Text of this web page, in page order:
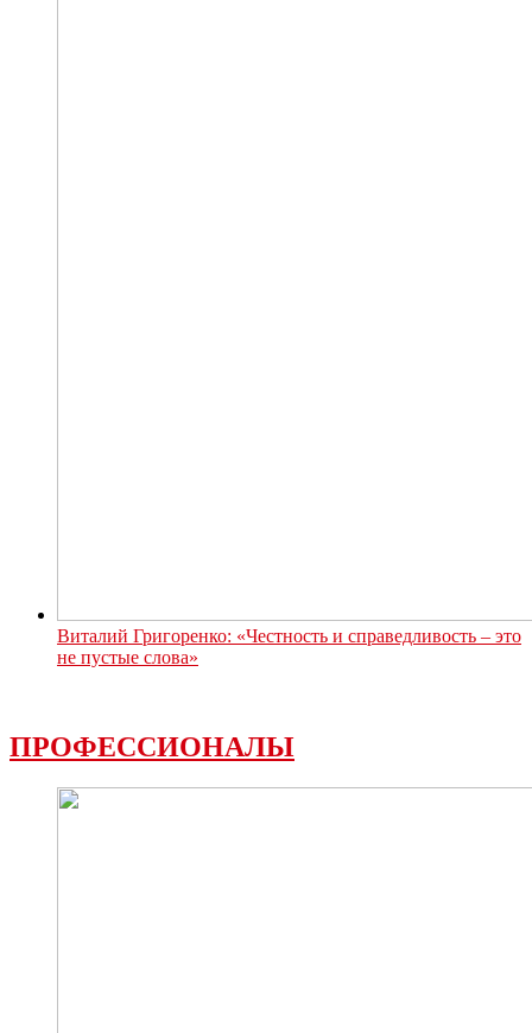
Виталий Григоренко: «Честность и справедливость – это
не пустые слова»
ПРОФЕССИОНАЛЫ